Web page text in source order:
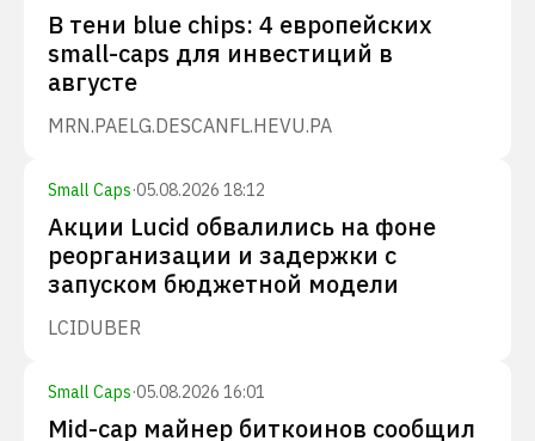
В тени blue chips: 4 европейских
small-caps для инвестиций в
августе
MRN.PAELG.DESCANFL.HEVU.PA
Small Caps·05.08.2026 18:12
Акции Lucid обвалились на фоне
реорганизации и задержки с
запуском бюджетной модели
LCIDUBER
Small Caps·05.08.2026 16:01
Mid-cap майнер биткоинов сообщил